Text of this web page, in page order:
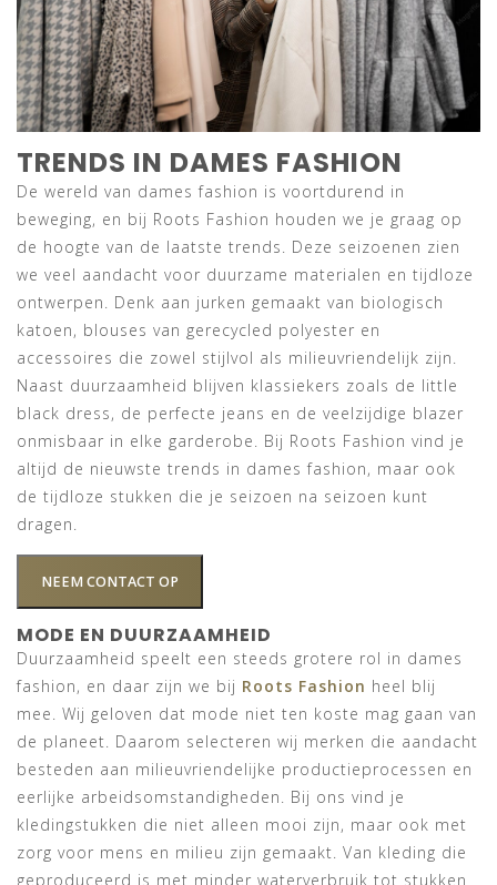
TRENDS IN DAMES FASHION
De wereld van dames fashion is voortdurend in
beweging, en bij Roots Fashion houden we je graag op
de hoogte van de laatste trends. Deze seizoenen zien
we veel aandacht voor duurzame materialen en tijdloze
ontwerpen. Denk aan jurken gemaakt van biologisch
katoen, blouses van gerecycled polyester en
accessoires die zowel stijlvol als milieuvriendelijk zijn.
Naast duurzaamheid blijven klassiekers zoals de little
black dress, de perfecte jeans en de veelzijdige blazer
onmisbaar in elke garderobe. Bij Roots Fashion vind je
altijd de nieuwste trends in dames fashion, maar ook
de tijdloze stukken die je seizoen na seizoen kunt
dragen.
NEEM CONTACT OP
MODE EN DUURZAAMHEID
Duurzaamheid speelt een steeds grotere rol in dames
fashion, en daar zijn we bij Roots Fashion heel blij
mee. Wij geloven dat mode niet ten koste mag gaan van
de planeet. Daarom selecteren wij merken die aandacht
besteden aan milieuvriendelijke productieprocessen en
eerlijke arbeidsomstandigheden. Bij ons vind je
kledingstukken die niet alleen mooi zijn, maar ook met
zorg voor mens en milieu zijn gemaakt. Van kleding die
geproduceerd is met minder waterverbruik tot stukken